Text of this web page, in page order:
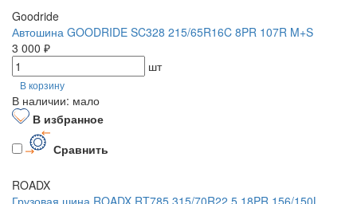
Goodride
Автошина GOODRIDE SC328 215/65R16C 8PR 107R M+S
3 000 ₽
шт
В корзину
В наличии: мало
В избранное
Сравнить
ROADX